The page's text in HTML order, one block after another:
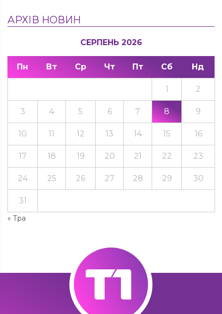
АРХІВ НОВИН
СЕРПЕНЬ 2026
Пн Вт Ср Чт Пт Сб Нд
« Тра
1 2
3 4 5 6 7 8 9
10 11 12 13 14 15 16
17 18 19 20 21 22 23
24 25 26 27 28 29 30
31